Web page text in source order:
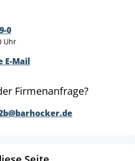
0
Uhr
E-Mail
Firmenanfrage?